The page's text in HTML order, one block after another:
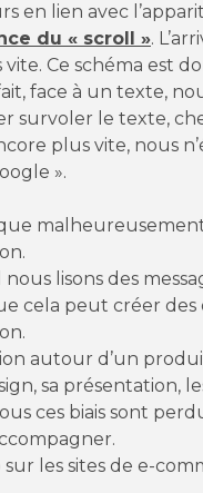
en lien avec
du « scroll ».
vite. Ce schéma est
face à un texte,
survoler le texte,
plus vite, nous
».
nous lisons des
cela peut créer des
autour d’un
sa présentation,
ces biais sont
sur les sites de e-